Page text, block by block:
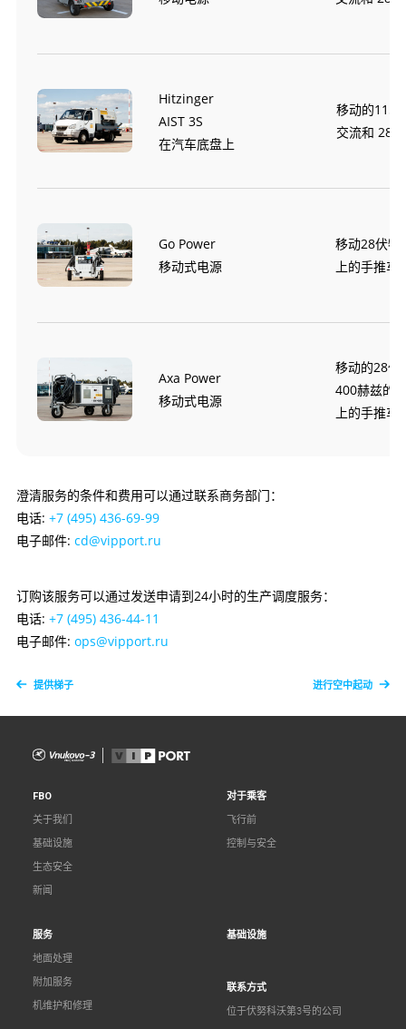
Hitzinger
AIST 3S
在汽车底盘上
移动的115
交流和 28
Go Power
移动式电源
移动28伏特
上的手推车
Axa Power
移动式电源
移动的28伏
400赫兹的
上的手推车
澄清服务的条件和费用可以通过联系商务部门：
电话: +7 (495) 436-69-99
电子邮件: cd@vipport.ru
订购该服务可以通过发送申请到24小时的生产调度服务：
电话: +7 (495) 436-44-11
电子邮件: ops@vipport.ru
提供梯子 进行空中起动
FBO
关于我们
基础设施
生态安全
新闻
对于乘客
飞行前
控制与安全
服务
地面处理
附加服务
机维护和修理
基础设施
联系方式
位于伏努科沃第3号的公司